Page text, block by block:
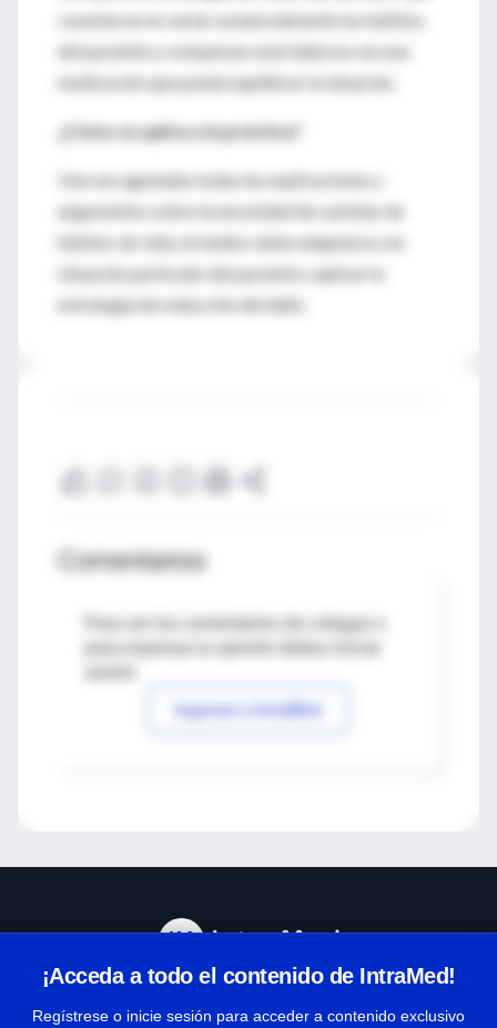
consiste en no variar sustancialmente los hábitos
del paciente y compensar esta falencia con una
medicación que pueda equilibrar la situación.
¿Cómo se aplica a la práctica?
Una vez agotadas todas las explicaciones y
argumentos sobre la necesidad de cambiar de
hábitos de vida, el médico debe adaptarse a la
situación particular del paciente y aplicar la
estrategia de reducción del daño.
Comentarios
Para ver los comentarios de colegas o
Ingresar a IntraMed
¡Acceda a todo el contenido de IntraMed!
Regístrese o inicie sesión para acceder a contenido exclusivo